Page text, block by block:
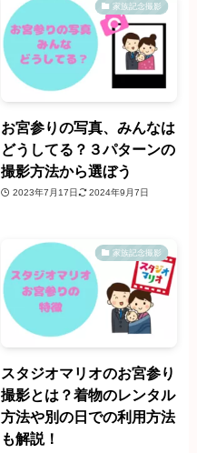
家族記念撮影
お宮参りの写真、みんなは
どうしてる？３パターンの
撮影方法から選ぼう
2023年7月17日 2024年9月7日
家族記念撮影
スタジオマリオのお宮参り
撮影とは？着物のレンタル
方法や別の日での利用方法
も解説！